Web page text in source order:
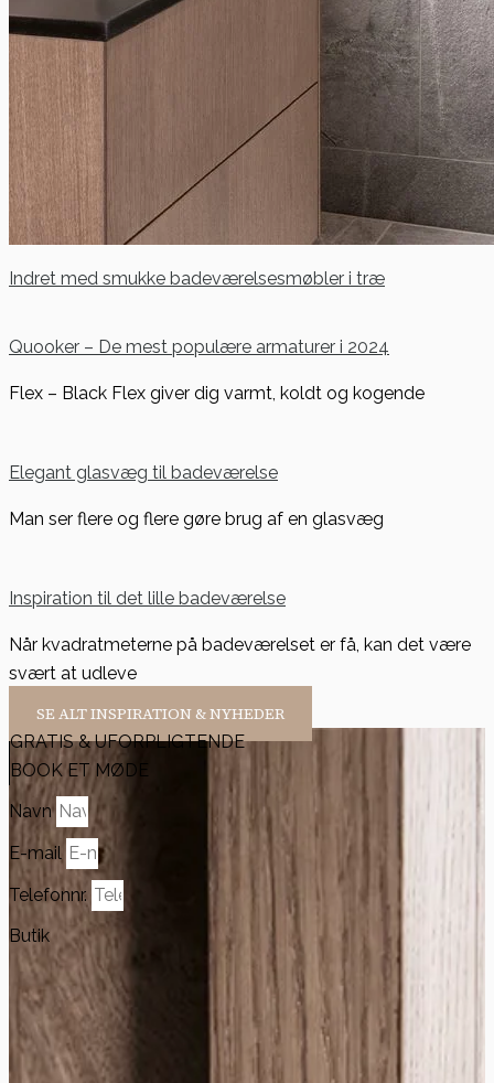
Indret med smukke badeværelsesmøbler i træ
Quooker – De mest populære armaturer i 2024
Flex – Black Flex giver dig varmt, koldt og kogende
Elegant glasvæg til badeværelse
Man ser flere og flere gøre brug af en glasvæg
Inspiration til det lille badeværelse
Når kvadratmeterne på badeværelset er få, kan det være
svært at udleve
SE ALT INSPIRATION & NYHEDER
GRATIS & UFORPLIGTENDE
BOOK ET MØDE
Navn
E-mail
Telefonnr.
Butik